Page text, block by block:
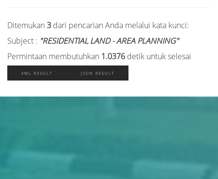
Ditemukan 3 dari pencarian Anda melalui kata kunci:
Subject : "RESIDENTIAL LAND - AREA PLANNING"
Permintaan membutuhkan 1.0376 detik untuk selesai
XML RESULT JSON RESULT
Pengarang